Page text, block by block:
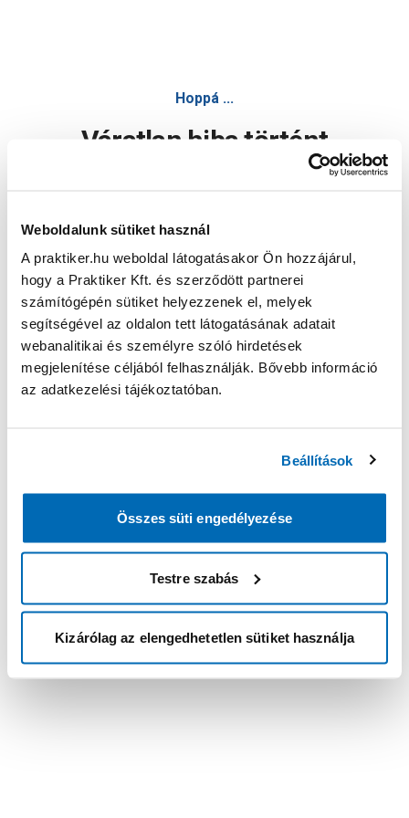
Weboldalunk sütiket használ
A praktiker.hu weboldal látogatásakor Ön hozzájárul,
hogy a Praktiker Kft. és szerződött partnerei
számítógépén sütiket helyezzenek el, melyek
segítségével az oldalon tett látogatásának adatait
webanalitikai és személyre szóló hirdetések
megjelenítése céljából felhasználják. Bővebb információ
az adatkezelési tájékoztatóban.
Beállítások
Összes süti engedélyezése
Testre szabás
Kizárólag az elengedhetetlen sütiket használja
Hoppá ...
Váratlan hiba történt
Oldal újratöltése